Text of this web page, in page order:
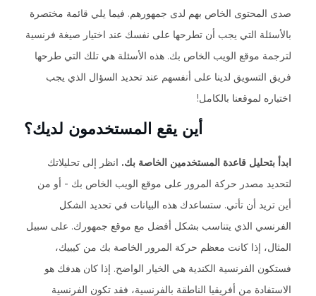
صدى المحتوى الخاص بهم لدى جمهورهم. فيما يلي قائمة مختصرة
بالأسئلة التي يجب أن تطرحها على نفسك عند اختيار صيغة فرنسية
لترجمة موقع الويب الخاص بك. هذه الأسئلة هي تلك التي طرحها
فريق التسويق لدينا على أنفسهم عند تحديد السؤال الذي يجب
اختياره لموقعنا بالكامل!
أين يقع المستخدمون لديك؟
ابدأ بتحليل قاعدة المستخدمين الخاصة بك. انظر إلى تحليلاتك
لتحديد مصدر حركة المرور على موقع الويب الخاص بك - أو من
أين تريد أن تأتي. ستساعدك هذه البيانات في تحديد الشكل
الفرنسي الذي يتناسب بشكل أفضل مع موقع جمهورك. على سبيل
المثال، إذا كانت معظم حركة المرور الخاصة بك من كيبيك،
فستكون الفرنسية الكندية هي الخيار الواضح. إذا كان هدفك هو
الاستفادة من أفريقيا الناطقة بالفرنسية، فقد تكون الفرنسية